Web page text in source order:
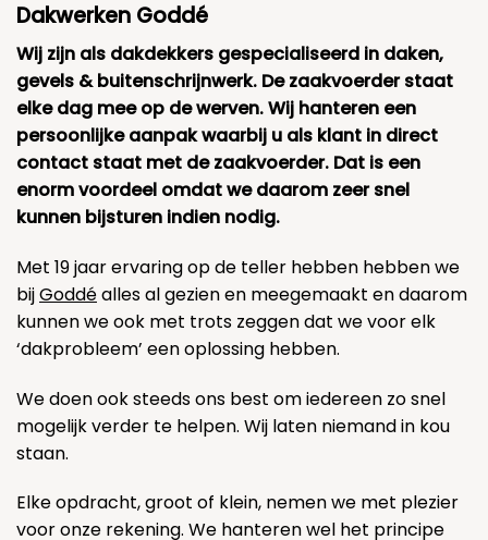
Dakwerken Goddé
Wij zijn als dakdekkers gespecialiseerd in daken,
gevels & buitenschrijnwerk. De zaakvoerder staat
elke dag mee op de werven. Wij hanteren een
persoonlijke aanpak waarbij u als klant in direct
contact staat met de zaakvoerder. Dat is een
enorm voordeel omdat we daarom zeer snel
kunnen bijsturen indien nodig.
Met 19 jaar ervaring op de teller hebben hebben we
bijGoddéalles al gezien en meegemaakt en daarom
kunnen we ook met trots zeggen dat we voor elk
‘dakprobleem’ een oplossing hebben.
We doen ook steeds ons best om iedereen zo snel
mogelijk verder te helpen. Wij laten niemand in kou
staan.
Elke opdracht, groot of klein, nemen we met plezier
voor onze rekening. We hanteren wel het principe